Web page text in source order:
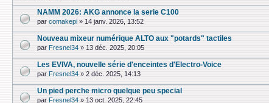
NAMM 2026: AKG annonce la serie C100
par comakepi » 14 janv. 2026, 13:52
Nouveau mixeur numérique ALTO aux "potards" tactiles
par Fresnel34 » 13 déc. 2025, 20:05
Les EVIVA, nouvelle série d'enceintes d'Electro-Voice
par Fresnel34 » 2 déc. 2025, 14:13
Un pied perche micro quelque peu special
par Fresnel34 » 13 oct. 2025, 22:45